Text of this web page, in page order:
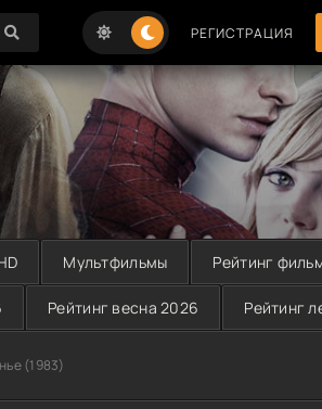
РЕГИСТРАЦИЯ
Мультфильмы Рейтинг
Рейтинг весна 2026 Рейтинг
(1983)